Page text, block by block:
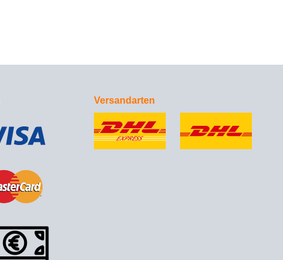
Versandarten